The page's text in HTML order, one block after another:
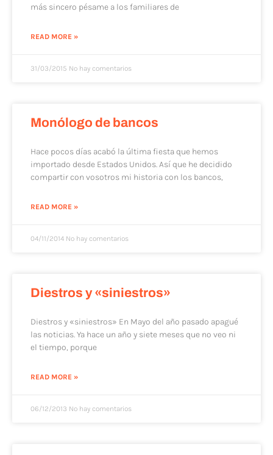
más sincero pésame a los familiares de
READ MORE »
31/03/2015 No hay comentarios
Monólogo de bancos
Hace pocos días acabó la última fiesta que hemos
importado desde Estados Unidos. Así que he decidido
compartir con vosotros mi historia con los bancos,
READ MORE »
04/11/2014 No hay comentarios
Diestros y «siniestros»
Diestros y «siniestros» En Mayo del año pasado apagué
las noticias. Ya hace un año y siete meses que no veo ni
el tiempo, porque
READ MORE »
06/12/2013 No hay comentarios